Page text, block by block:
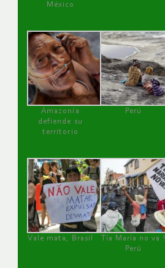
México
Amazonía
defiende su
territorio
Perú
Vale mata, Brasil
Tía María no va !
Perú